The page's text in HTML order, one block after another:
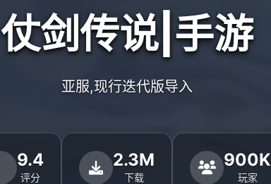
仗剑传说|手游
亚服,现行迭代版导入
9.4
评分
2.3M
下载
900K
玩家